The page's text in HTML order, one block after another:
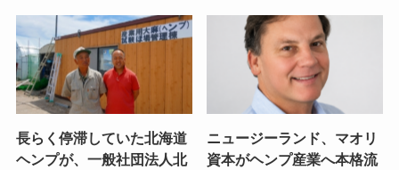
長らく停滞していた北海道
ヘンプが、一般社団法人北
ニュージーランド、マオリ
資本がヘンプ産業へ本格流